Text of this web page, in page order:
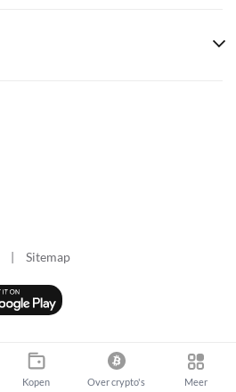
| Sitemap
Kopen Over crypto's Meer